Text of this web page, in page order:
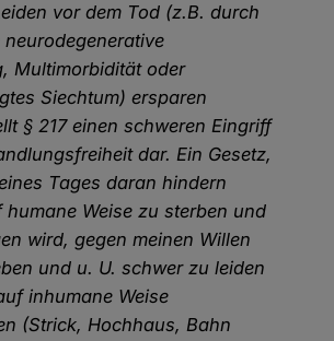
vor dem Tod (z.B. durch
neurodegenerative
Multimorbidität oder
Siechtum) ersparen
§ 217 einen schweren Eingriff
dar. Ein Gesetz,
Tages daran hindern
Weise zu sterben und
wird, gegen meinen Willen
und u. U. schwer zu leiden
inhumane Weise
(Strick, Hochhaus, Bahn